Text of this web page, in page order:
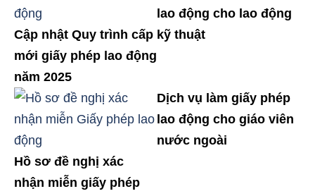
Cập nhật Quy trình cấp
mới giấy phép lao động
năm 2025
lao động cho lao động
kỹ thuật
Hồ sơ đề nghị xác
nhận miễn giấy phép
Dịch vụ làm giấy phép
lao động cho giáo viên
nước ngoài